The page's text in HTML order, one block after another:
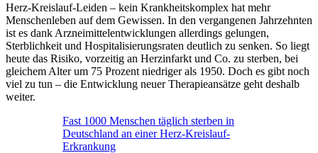
Herz-Kreislauf-Leiden – kein Krankheitskomplex hat mehr
Menschenleben auf dem Gewissen. In den vergangenen Jahrzehnten
ist es dank Arzneimittelentwicklungen allerdings gelungen,
Sterblichkeit und Hospitalisierungsraten deutlich zu senken. So liegt
heute das Risiko, vorzeitig an Herzinfarkt und Co. zu sterben, bei
gleichem Alter um 75 Prozent niedriger als 1950. Doch es gibt noch
viel zu tun – die Entwicklung neuer Therapieansätze geht deshalb
weiter.
Fast 1000 Menschen täglich sterben in
Deutschland an einer Herz-Kreislauf-
Erkrankung